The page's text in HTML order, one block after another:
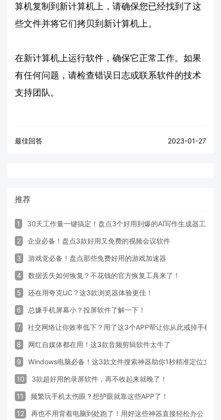
算机复制到新计算机上，请确保您已经找到了这
些文件并将它们拷贝到新计算机上。
在新计算机上运行软件，确保它正常工作。如果
有任何问题，请检查错误日志或联系软件的技术
支持团队。
最佳回答 2023-01-27
推荐
1 30天工作量一键搞定！盘点3个好用到爆的AI写作生成器工具
2 企业必备！盘点3款好用又免费的视频会议软件
3 游戏党必备！盘点那些免费好用的游戏加速器
4 数据丢失如何恢复？不花钱的官方恢复工具来了！
5 还在用夸克UC？这3款浏览器体验更佳！
6 总嫌手机屏幕小？投屏软件了解一下！
7 社交网络让你效率低下？用了这3个APP帮让你从此戒掉手机！
8 网红自媒体都在用！这3款音频剪辑软件太牛了
9 Windows电脑必备！这3款文件搜索神器助你1秒精准定位文件
10 3款超好用的录屏软件，再不收起来就晚了！
11 频繁玩手机太伤眼？想护眼就靠这些APP了！
12 再也不用背着电脑到处跑了！用好这些神器直接轻松办公